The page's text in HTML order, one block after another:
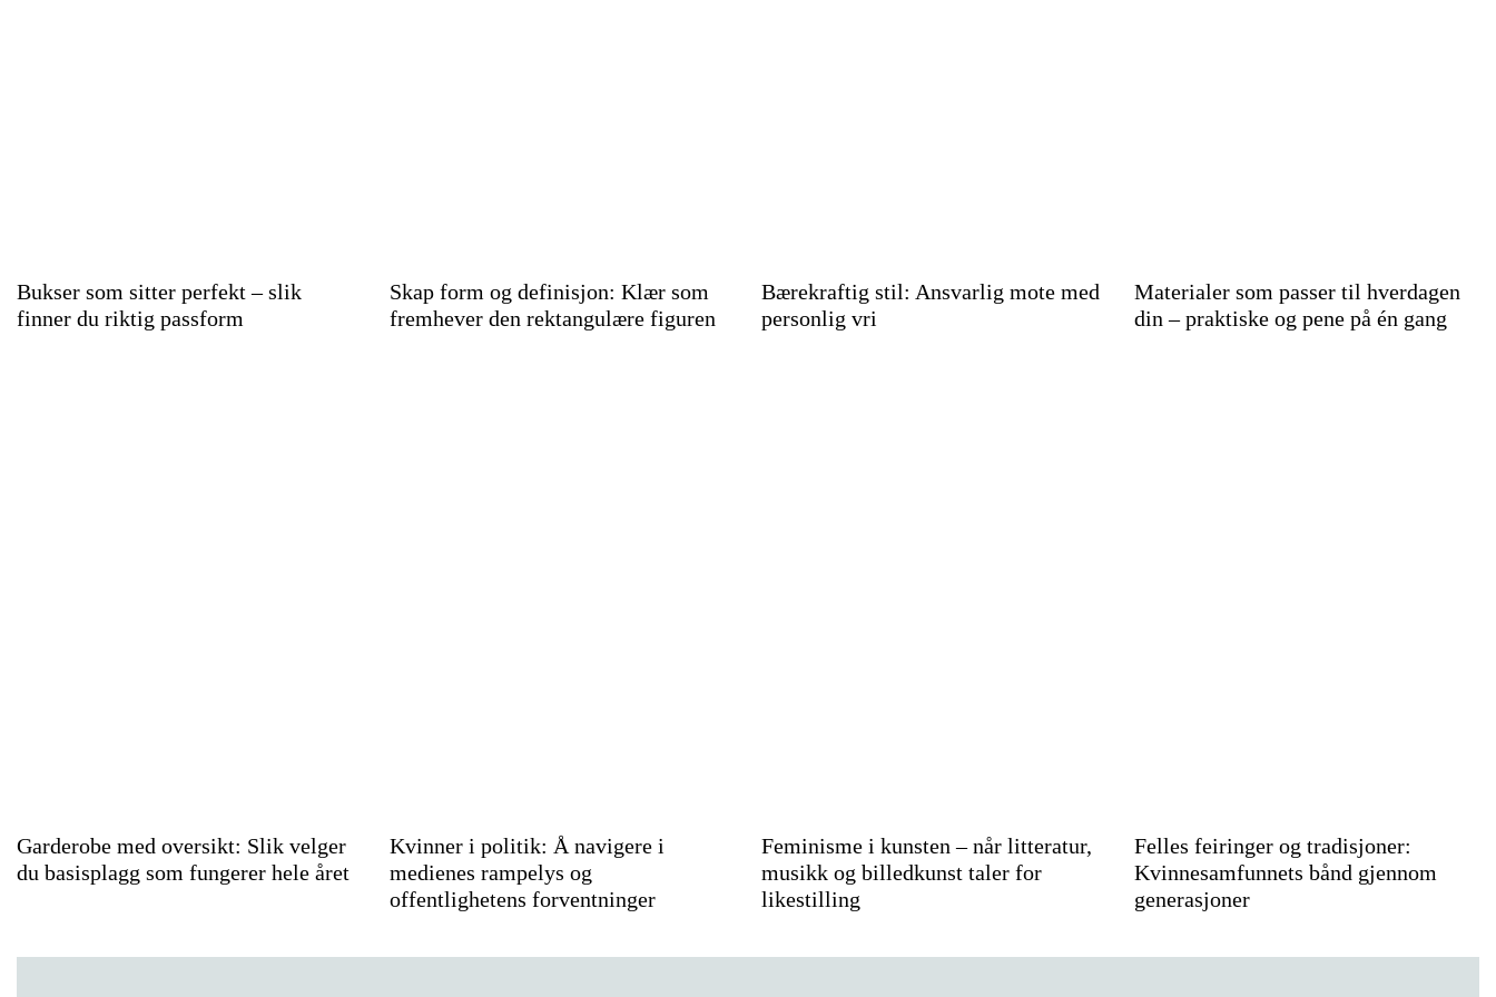
Bukser som sitter perfekt – slik
finner du riktig passform
Skap form og definisjon: Klær som
fremhever den rektangulære figuren
Bærekraftig stil: Ansvarlig mote med
personlig vri
Materialer som passer til hverdagen
din – praktiske og pene på én gang
Garderobe med oversikt: Slik velger
du basisplagg som fungerer hele året
Kvinner i politik: Å navigere i
medienes rampelys og
offentlighetens forventninger
Feminisme i kunsten – når litteratur,
musikk og billedkunst taler for
likestilling
Felles feiringer og tradisjoner:
Kvinnesamfunnets bånd gjennom
generasjoner